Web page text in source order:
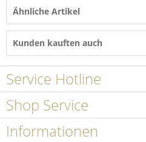
Ähnliche Artikel
Kunden kauften auch
Service Hotline
Shop Service
Informationen